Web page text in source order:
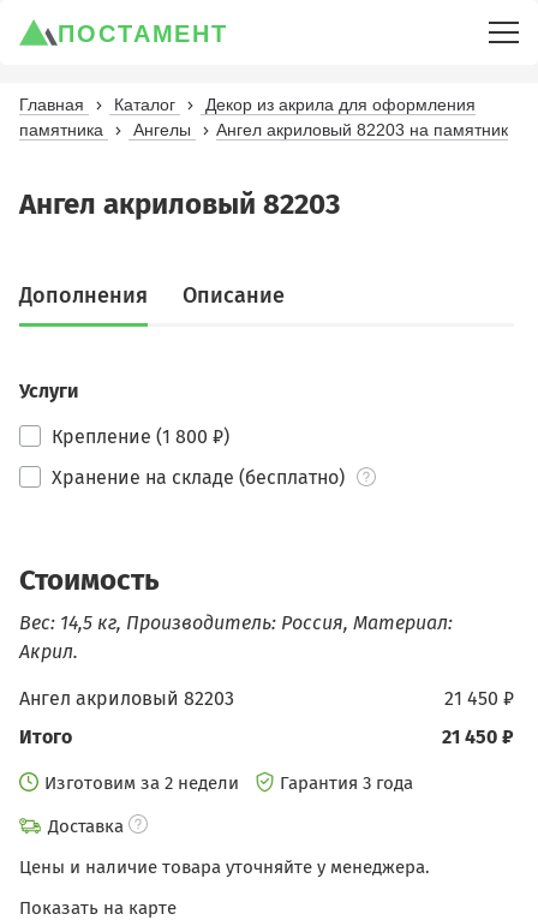
ПОСТАМЕНТ
Главная Каталог
Декор из акрила для оформления
памятника
Ангелы Ангел акриловый 82203 на памятник
Ангел акриловый 82203
Дополнения Описание
Услуги
Крепление (1 800 ₽)
Хранение на складе (бесплатно)
Стоимость
Вес: 14,5 кг, Производитель: Россия, Материал:
Акрил.
21 450 ₽
Ангел акриловый 82203
21 450 ₽
Итого
Изготовим за 2 недели
Гарантия 3 года
Доставка
Цены и наличие товара уточняйте у менеджера.
Показать на карте